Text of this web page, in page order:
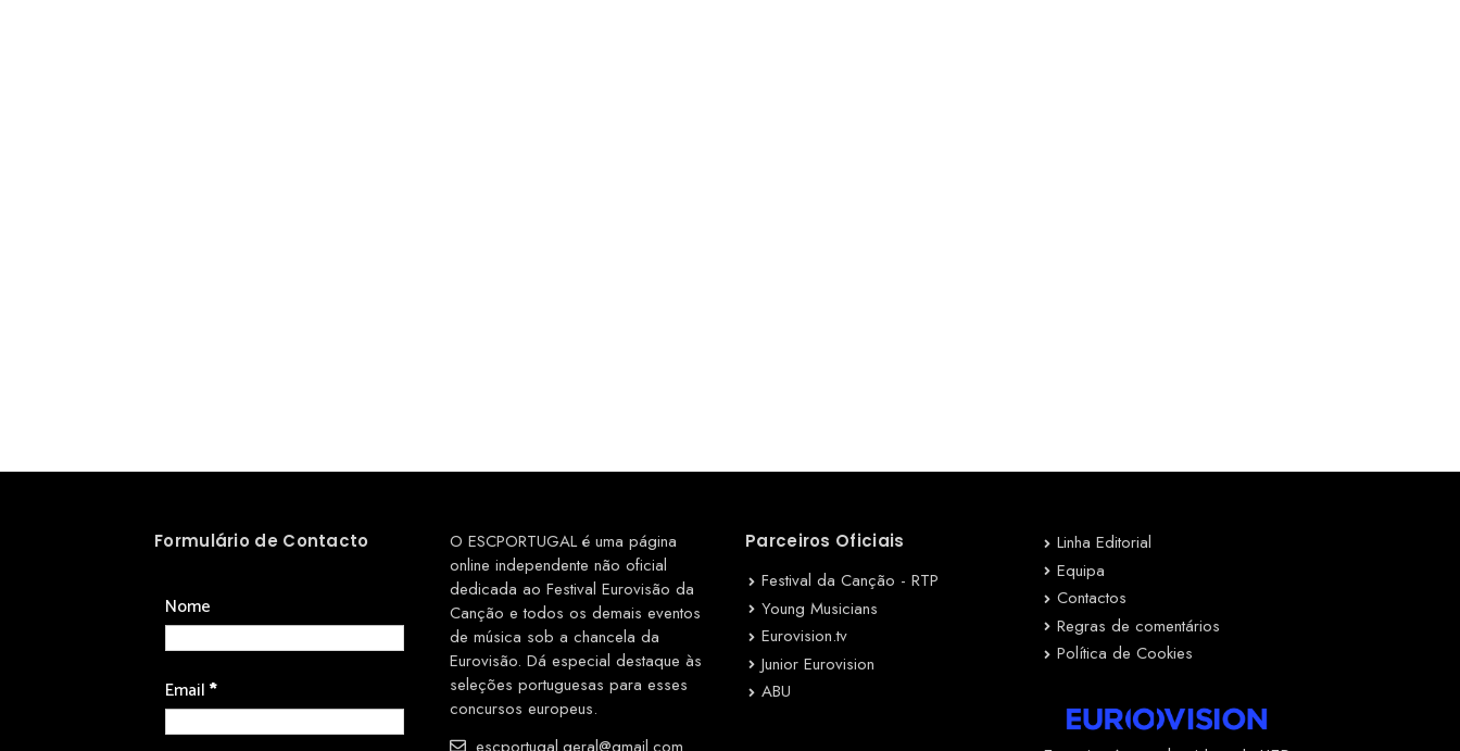
Formulário de Contacto
Nome
Email*
O ESCPORTUGAL é uma página
online independente não oficial
dedicada ao Festival Eurovisão da
Canção e todos os demais eventos
de música sob a chancela da
Eurovisão. Dá especial destaque às
seleções portuguesas para esses
concursos europeus.
Parceiros Oficiais
Festival da Canção - RTP
Young Musicians
Eurovision.tv
Junior Eurovision
ABU
Linha Editorial
Equipa
Contactos
Regras de comentários
Política de Cookies